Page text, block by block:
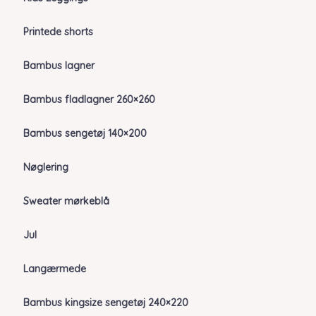
Printede shorts
Bambus lagner
Bambus fladlagner 260×260
Bambus sengetøj 140×200
Nøglering
Sweater mørkeblå
Jul
Langærmede
Bambus kingsize sengetøj 240×220